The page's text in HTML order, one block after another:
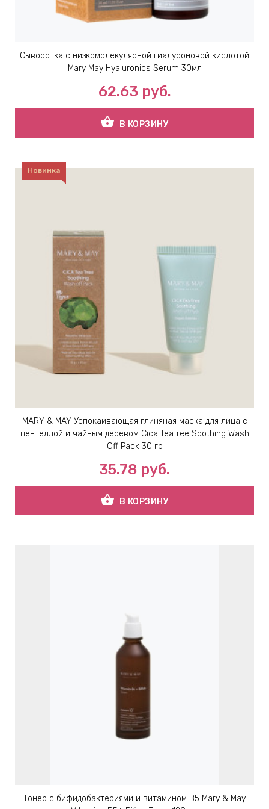
Сыворотка с низкомолекулярной гиалуроновой кислотой
Mary May Hyaluronics Serum 30мл
62.63 руб.
shopping_basket В КОРЗИНУ
Новинка
MARY & MAY Успокаивающая глиняная маска для лица с
центеллой и чайным деревом Cica TeaTree Soothing Wash
Off Pack 30 гр
35.78 руб.
shopping_basket В КОРЗИНУ
Тонер с бифидобактериями и витамином B5 Mary & May